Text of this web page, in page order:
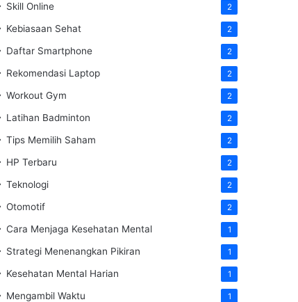
Skill Online 2
Kebiasaan Sehat 2
Daftar Smartphone 2
Rekomendasi Laptop 2
Workout Gym 2
Latihan Badminton 2
Tips Memilih Saham 2
HP Terbaru 2
Teknologi 2
Otomotif 2
Cara Menjaga Kesehatan Mental 1
Strategi Menenangkan Pikiran 1
Kesehatan Mental Harian 1
Mengambil Waktu 1